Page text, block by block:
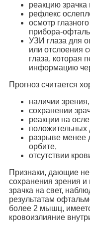
реакцию зрачка
рефлекс
осмотр
прибора-
УЗИ глаза для
или отслоения
глаза, которая
информацию
Прогноз считается
наличии зрения,
сохранении
реакции на
положительных
разрыве менее
орбите,
отсутствии
Признаки, дающие
сохранения зрения и
зрачка на свет,
результатам
более 2 мышц,
кровоизлияние